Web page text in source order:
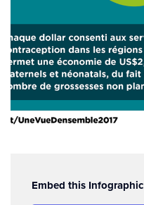
Embed this Infographic